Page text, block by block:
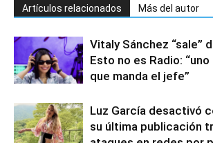
Artículos relacionados Más del autor
Vitaly Sánchez “sale”
Esto no es Radio:
que manda el jefe”
Luz García desactivó
su última publicación